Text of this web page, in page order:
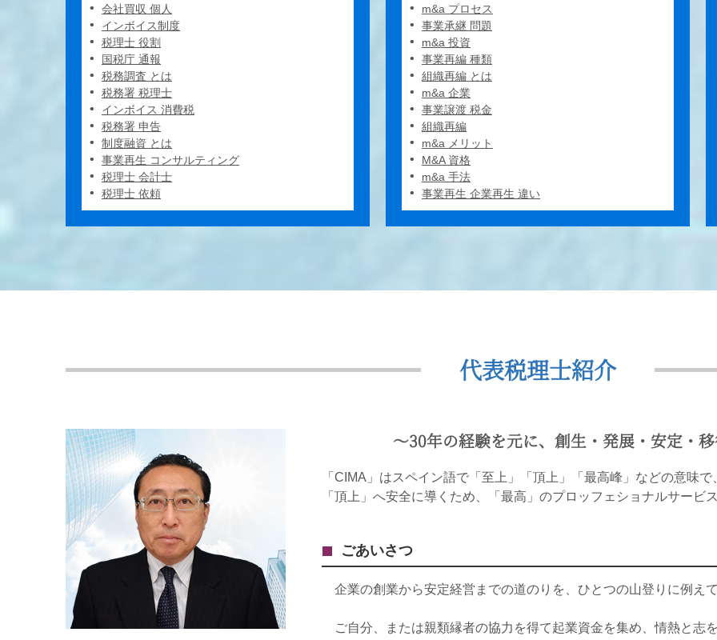
会社買収 個人
インボイス制度
税理士 役割
国税庁 通報
税務調査 とは
税務署 税理士
インボイス 消費税
税務署 申告
制度融資 とは
事業再生 コンサルティング
税理士 会計士
税理士 依頼
m&a プロセス
事業承継 問題
m&a 投資
事業再編 種類
組織再編 とは
m&a 企業
事業譲渡 税金
組織再編
m&a メリット
M&A 資格
m&a 手法
事業再生 企業再生 違い
代表税理士紹介
〜30年の経験を元に、創生・発展・安定・
「CIMA」はスペイン語で「至上」「頂上」「最高峰」などの意味
「頂上」へ安全に導くため、「最高」のプロッフェショナルサービ
ごあいさつ
企業の創業から安定経営までの道のりを、ひとつの山登りに例えて
ご自分、または親類縁者の協力を得て起業資金を集め、情熱と志